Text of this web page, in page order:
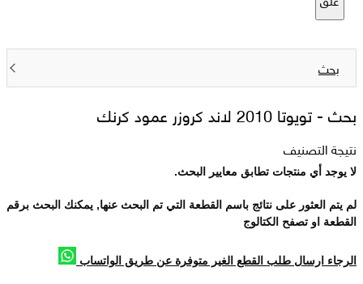
بحث
بحث -تويوتا 2010 لاند كروزر عمود كرنك
نتيجة التصنيف
لا يوجد أي منتجات تطابق معايير البحث.
لم يتم العثور على نتائج باسم القطعة التي تم البحث عنها, يمكنك البحث برقم
القطعة او تصفح الكتالوج
الرجاء ارسال طلب القطع الغير متوفرة عن طريق الواتساب